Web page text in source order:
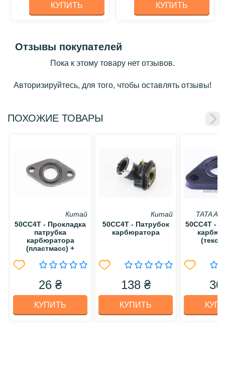
КУПИТЬ КУПИТЬ
Отзывы покупателей
Пока к этому товару нет отзывов.
Авторизируйтесь, для того, чтобы оставлять отзывы!
ПОХОЖИЕ ТОВАРЫ
Китай
50CC4T - Прокладка
патрубка
карбюратора
(пластмасс) +
26 ₴
КУПИТЬ
Китай
50CC4T - Патрубок
карбюратора
138 ₴
КУПИТЬ
TATA
50CC4T -